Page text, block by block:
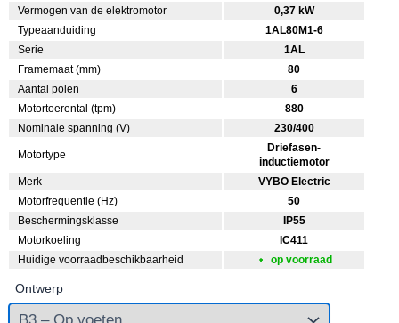
Vermogen van de elektromotor
0,37 kW
Typeaanduiding
1AL80M1-6
Serie
1AL
Framemaat (mm)
80
Aantal polen
6
Motortoerental (tpm)
880
Nominale spanning (V)
230/400
Motortype
Driefasen-
inductiemotor
Merk
VYBO Electric
Motorfrequentie (Hz)
50
Beschermingsklasse
IP55
Motorkoeling
IC411
Huidige voorraadbeschikbaarheid
op voorraad
Ontwerp